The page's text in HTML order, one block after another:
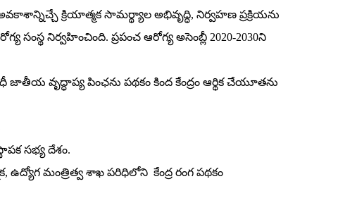
క్రియాత్మక సామర్థ్యాల అభివృద్ధి, నిర్వహణ ప్రక్రియను
సంస్థ నిర్వహించింది. ప్రపంచ ఆరోగ్య అసెంబ్లీ 2020-2030ని
జాతీయ వృద్ధాప్య పింఛను పథకం కింద కేంద్రం ఆర్థిక చేయూతను
సభ్య దేశం.
ఉద్యోగ మంత్రిత్వ శాఖ పరిధిలోని కేంద్ర రంగ పథకం